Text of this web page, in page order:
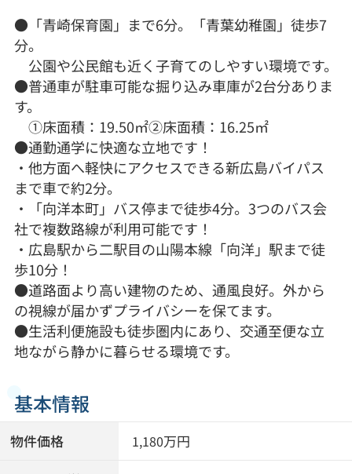
●「青崎保育園」まで6分。「青葉幼稚園」徒歩7
分。
公園や公民館も近く子育てのしやすい環境です。
●普通車が駐車可能な掘り込み車庫が2台分ありま
す。
①床面積：19.50㎡②床面積：16.25㎡
●通勤通学に快適な立地です！
・他方面へ軽快にアクセスできる新広島バイパス
まで車で約2分。
・「向洋本町」バス停まで徒歩4分。3つのバス会
社で複数路線が利用可能です！
・広島駅から二駅目の山陽本線「向洋」駅まで徒
歩10分！
●道路面より高い建物のため、通風良好。外から
の視線が届かずプライバシーを保てます。
●生活利便施設も徒歩圏内にあり、交通至便な立
地ながら静かに暮らせる環境です。
基本情報
物件価格 1,180万円